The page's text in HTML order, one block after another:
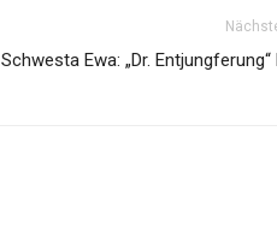
Schwesta Ewa: „Dr.